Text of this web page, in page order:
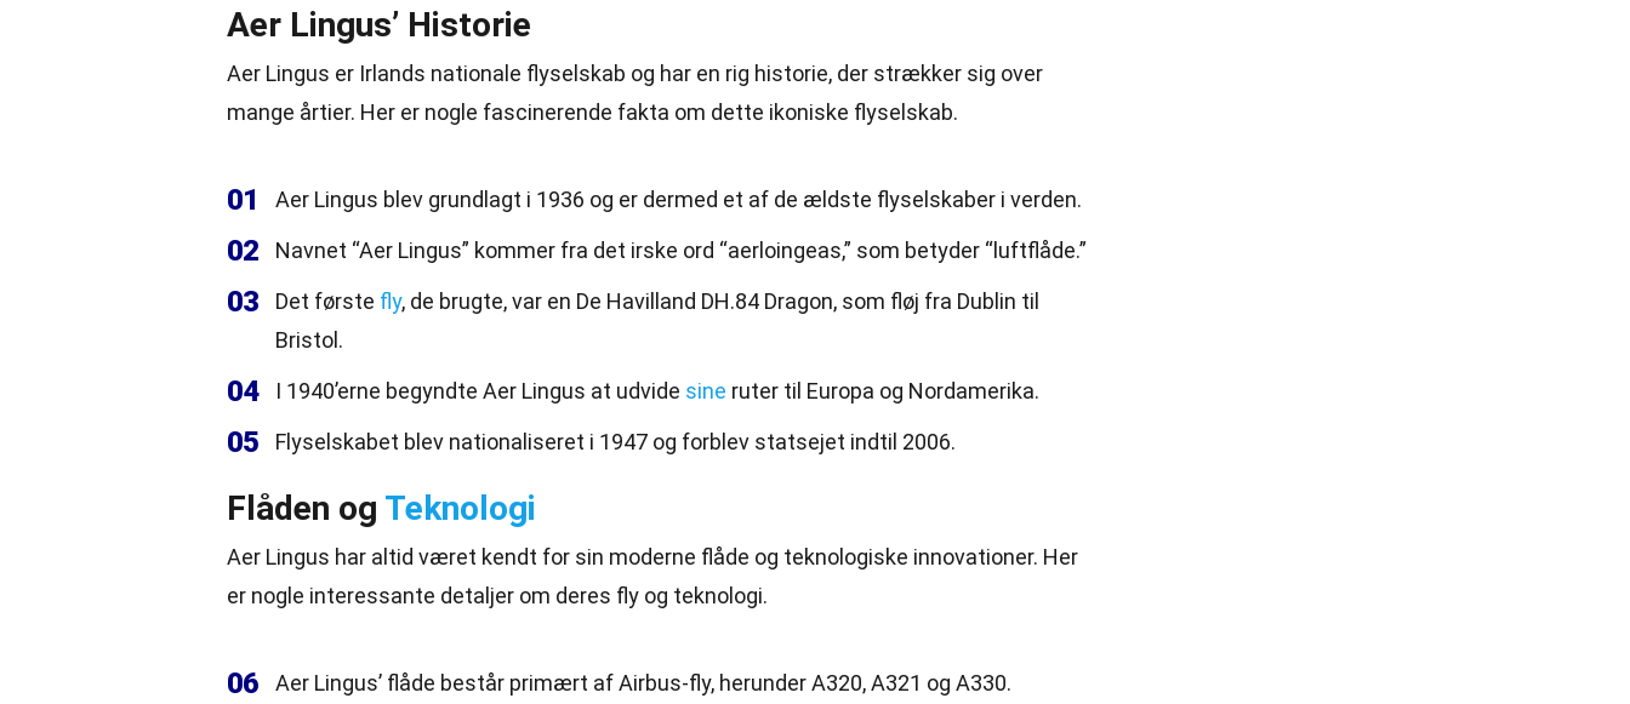
Aer Lingus’ Historie
Aer Lingus er Irlands nationale flyselskab og har en rig historie, der strækker sig over
mange årtier. Her er nogle fascinerende fakta om dette ikoniske flyselskab.
01 Aer Lingus blev grundlagt i 1936 og er dermed et af de ældste flyselskaber i verden.
02 Navnet “Aer Lingus” kommer fra det irske ord “aerloingeas,” som betyder “luftflåde.”
03 Det første fly, de brugte, var en De Havilland DH.84 Dragon, som fløj fra Dublin til
Bristol.
04 I 1940’erne begyndte Aer Lingus at udvide sine ruter til Europa og Nordamerika.
05 Flyselskabet blev nationaliseret i 1947 og forblev statsejet indtil 2006.
Flåden og Teknologi
Aer Lingus har altid været kendt for sin moderne flåde og teknologiske innovationer. Her
er nogle interessante detaljer om deres fly og teknologi.
06 Aer Lingus’ flåde består primært af Airbus-fly, herunder A320, A321 og A330.